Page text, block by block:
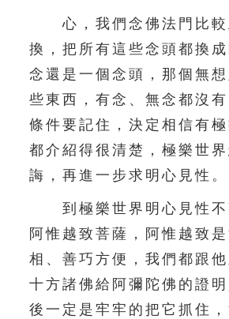
心，我們念佛法門比較
換，把所有這些念頭都換
念還是一個念頭，那個無
些東西，有念、無念都沒
條件要記住，決定相信有
都介紹得很清楚，極樂世
誨，再進一步求明心見性。
到極樂世界明心見性不
阿惟越致菩薩，阿惟越致
相、善巧方便，我們都跟
十方諸佛給阿彌陀佛的證
後一定是牢牢的把它抓住